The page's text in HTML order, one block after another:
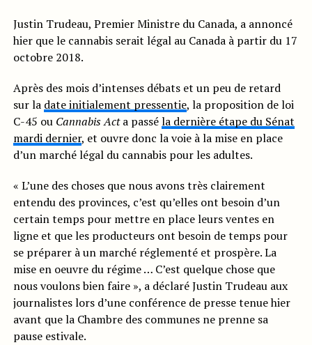
Justin Trudeau, Premier Ministre du Canada, a annoncé
hier que le cannabis serait légal au Canada à partir du 17
octobre 2018.
Après des mois d’intenses débats et un peu de retard
sur la date initialement pressentie, la proposition de loi
C-45 ou Cannabis Acta passéla dernière étape du Sénat
mardi dernier, et ouvre donc la voie à la mise en place
d’un marché légal du cannabis pour les adultes.
« L’une des choses que nous avons très clairement
entendu des provinces, c’est qu’elles ont besoin d’un
certain temps pour mettre en place leurs ventes en
ligne et que les producteurs ont besoin de temps pour
se préparer à un marché réglementé et prospère. La
mise en oeuvre du régime … C’est quelque chose que
nous voulons bien faire », a déclaré Justin Trudeau aux
journalistes lors d’une conférence de presse tenue hier
avant que la Chambre des communes ne prenne sa
pause estivale.